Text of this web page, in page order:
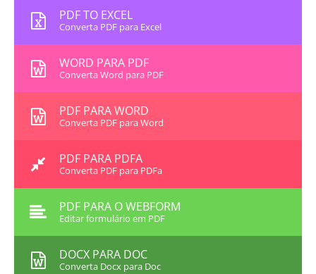
PDF TO EXCEL
Converta PDF para Excel
WORD PARA PDF
Converta Word para PDF
PDF PARA WORD
Converta PDF para Word
PDF PARA PDFA
Converta PDF para PDFa
PDF PARA O WEBFORM
Editar formulário em PDF
DOCX PARA DOC
Converta Docx para Doc